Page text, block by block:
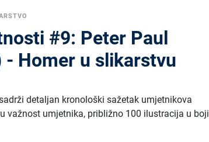
#9: Peter Paul
- Homer u slikarstvu
detaljan kronološki sažetak umjetnikova
važnost umjetnika, približno 100 ilustracija u boji